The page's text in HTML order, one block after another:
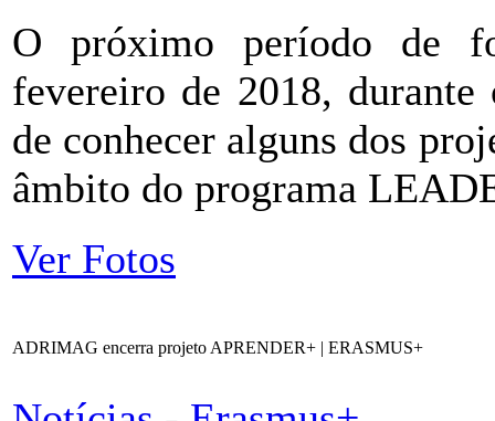
O próximo período de
fevereiro de 2018,
de conhecer alguns dos
âmbito do programa
Ver Fotos
ADRIMAG encerra projeto APRENDER+ | ERASMUS+